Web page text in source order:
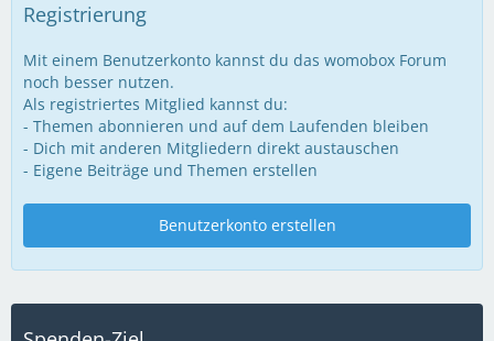
Registrierung
Mit einem Benutzerkonto kannst du das womobox Forum
noch besser nutzen.
Als registriertes Mitglied kannst du:
- Themen abonnieren und auf dem Laufenden bleiben
- Dich mit anderen Mitgliedern direkt austauschen
- Eigene Beiträge und Themen erstellen
Benutzerkonto erstellen